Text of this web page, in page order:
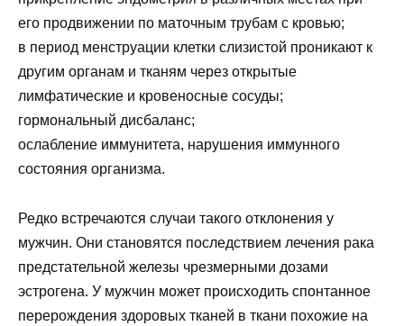
его продвижении по маточным трубам с кровью;
в период менструации клетки слизистой проникают к
другим органам и тканям через открытые
лимфатические и кровеносные сосуды;
гормональный дисбаланс;
ослабление иммунитета, нарушения иммунного
состояния организма.
Редко встречаются случаи такого отклонения у
мужчин. Они становятся последствием лечения рака
предстательной железы чрезмерными дозами
эстрогена. У мужчин может происходить спонтанное
перерождения здоровых тканей в ткани похожие на